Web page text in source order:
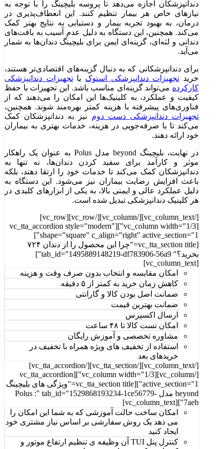
دندانپزشکان اجازه می‌دهد تا پروسه بلیچینگ را با توجه به
نیازهای خاص هر بیمار تنظیم کنند. این انعطاف‌پذیری در
درمان، به بهبود تجربه بیمار و دستیابی به نتایج بهتر کمک
می‌کند. همچنین، این دستگاه به دلیل عدم آسیب به بافت‌های
دندانی و لثه‌ای، گزینه‌ای ایمن برای بلیچینگ دندان‌ها به شمار
می‌آید.
برای دندانپزشکانی که به دنبال گزینه‌های اقتصادی‌تر هستند،
خرید تجهیزات دندانپزشکی استوک یاتجهیزات دندانپزشکی
کارکرده می‌تواند گزینه‌ای مناسب باشد. این تجهیزات با حفظ
کیفیت و عملکرد، به کلینیک‌ها این امکان را می‌دهند که از
فناوری‌های پیشرفته با هزینه کمتر بهره‌مند شوند. همچنین،
تجهیزات دندانپزشکی دست دوم نیز به دندانپزشکان کمک
می‌کند تا با صرفه‌جویی در هزینه، خدمات بهتری به بیماران
خود ارائه دهند.
در نهایت، بلیچینگ beyond مدل Polus به عنوان یک راهکار
موثر و کارآمد برای سفید کردن دندان‌ها، نه تنها به
دندانپزشکان کمک می‌کند تا خدمات خود را ارتقا دهند، بلکه
باعث افزایش رضایت بیماران نیز می‌شود. این دستگاه به
دلیل عملکرد عالی و ایمنی بالا، به یکی از ابزارهای کلیدی در
هر کلینیک دندانپزشکی تبدیل شده است.
[/vc_column_text][/vc_column][/vc_row][vc_row]
[vc_column width="1/3"][vc_tta_accordion style="modern"
shape="square" c_align="right" active_section="1"]
[vc_tta_section title="چرا این محصول را از دندان ۷۲۴
بخرید؟" tab_id="1495889148219-df783906-56a9"]
[vc_column_text]
امکان مقایسه و انتخاب بدون صرف وقت و هزینه
کاهش زمان خرید به کمتر از ۵ دقیقه
ضمانت اصل بودن کالا و گارانتی
ضمانت بهترین قیمت
ارسال اکسپرس
امکان تست کالا تا ۴۸ ساعت
مشاوره تخصصی و آموزش رایگان
استفاده از تخفیف های ویژه همراه با تخفیف در
خرید‌های بعد
[/vc_column_text][/vc_tta_section][/vc_tta_accordion]
[/vc_column][vc_column width="1/3"][vc_tta_accordion
active_section="1"][vc_tta_section title="ویژگی های بلیچینگ
beyond مدل Polus :" tab_id="1529868193234-1ce56779-
7aeb"][vc_column_text]
امکان ساخت حالت آموزشی که به شما این امکان را
می دهد یک روش سفارشی بر اساس نیاز مشتری خود
ایجاد کنید
کنترل پنل TUI آن وظیفه ی تنظیم ارتفاع موتور و